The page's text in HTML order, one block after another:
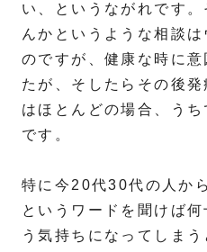
い、というながれです
んかというような相談
のですが、健康な時に
たが、そしたらその後
はほとんどの場合、う
です。
特に今20代30代の人か
というワードを聞けば
う気持ちになってしま